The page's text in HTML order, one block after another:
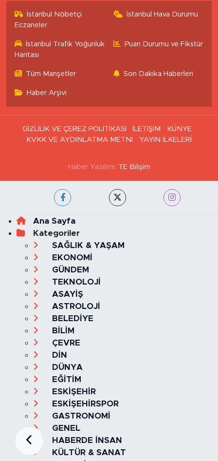
İstanbul Nöbetçi
Eczaneler
İstanbul Hava Durumu
İstanbul Trafik Yoğunluk
Haritası
Puan Durumu ve Fikstür
Tüm Manşetler Son Dakika Haberleri
Haber Arşivi
GİZLİLİK VE ÇEREZ POLİTİKASI İLETİŞİM
KÜNYE
KVKK VE AYDINLATMA METNİ
YAYIN İLKELERİ
Haber Yazılımı: TE Bilişim
Ana Sayfa
Kategoriler
SAĞLIK & YAŞAM
EKONOMİ
GÜNDEM
TEKNOLOJİ
ASAYİŞ
ASTROLOJİ
BELEDİYE
BİLİM
ÇEVRE
DİN
DÜNYA
EĞİTİM
ESKİŞEHİR
ESKİŞEHİRSPOR
GASTRONOMİ
GENEL
HABERDE İNSAN
KÜLTÜR & SANAT